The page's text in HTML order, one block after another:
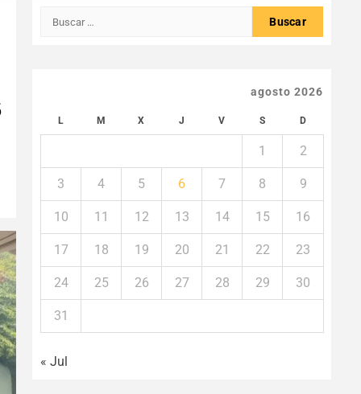
Buscar:
agosto 2026
L M X J V S D
1 2
3 4 5 6 7 8 9
10 11 12 13 14 15 16
17 18 19 20 21 22 23
24 25 26 27 28 29 30
31
« Jul